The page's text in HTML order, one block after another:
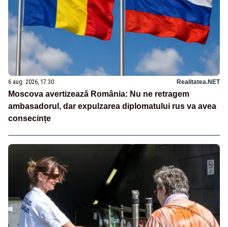
6 aug. 2026, 17:30 Realitatea.NET
Moscova avertizează România: Nu ne retragem
ambasadorul, dar expulzarea diplomatului rus va avea
consecințe